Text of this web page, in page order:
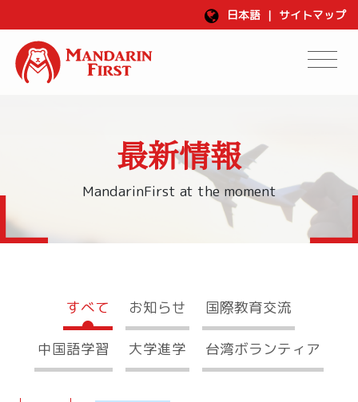
日本語 | サイトマップ
最新情報
MandarinFirst at the moment
すべて お知らせ 国際教育交流
中国語学習 大学進学 台湾ボランティア